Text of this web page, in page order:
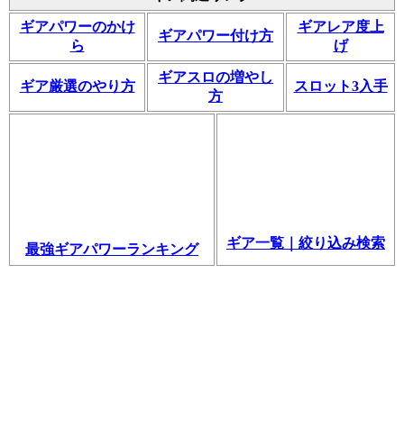
ギアパワーのかけ
ら
ギアパワー付け方
ギアレア度上
げ
ギア厳選のやり方
ギアスロの増やし
方
スロット3入手
最強ギアパワーランキング ギア一覧｜絞り込み検索